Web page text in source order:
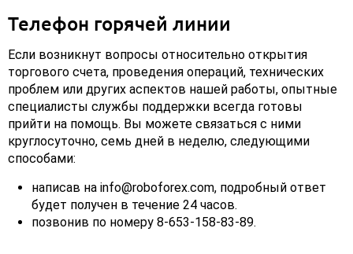
Телефон горячей линии
Если возникнут вопросы относительно открытия
торгового счета, проведения операций, технических
проблем или других аспектов нашей работы, опытные
специалисты службы поддержки всегда готовы
прийти на помощь. Вы можете связаться с ними
круглосуточно, семь дней в неделю, следующими
способами:
написав на info@roboforex.com, подробный ответ
будет получен в течение 24 часов.
позвонив по номеру 8-653-158-83-89.